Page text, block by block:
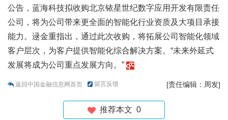
公告，蓝海科技拟收购北京铱星世纪数字应用开发有限责任
公司，将为公司带来更全面的智能化行业资质及大项目承接
能力。逯金重指出，通过此次收购，将拓展公司智能化领域
客户层次，为客户提供智能化综合解决方案。“未来外延式
发展将成为公司重点发展方向。”
返回中国金融信息网首页 留言反馈 [责任编辑：周发]
推荐本文 0